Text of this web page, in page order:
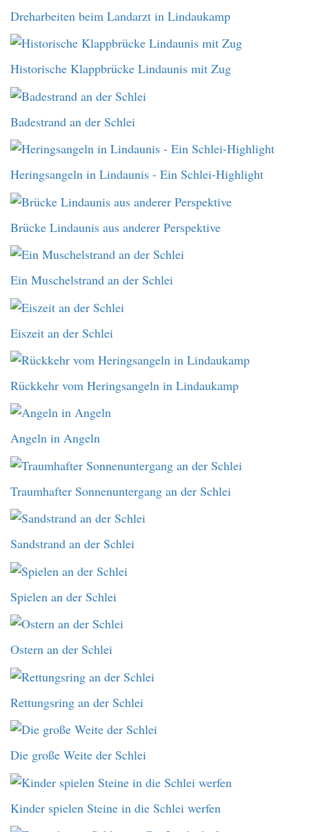
Dreharbeiten beim Landarzt in Lindaukamp
Historische Klappbrücke Lindaunis mit Zug
Badestrand an der Schlei
Heringsangeln in Lindaunis - Ein Schlei-Highlight
Brücke Lindaunis aus anderer Perspektive
Ein Muschelstrand an der Schlei
Eiszeit an der Schlei
Rückkehr vom Heringsangeln in Lindaukamp
Angeln in Angeln
Traumhafter Sonnenuntergang an der Schlei
Sandstrand an der Schlei
Spielen an der Schlei
Ostern an der Schlei
Rettungsring an der Schlei
Die große Weite der Schlei
Kinder spielen Steine in die Schlei werfen